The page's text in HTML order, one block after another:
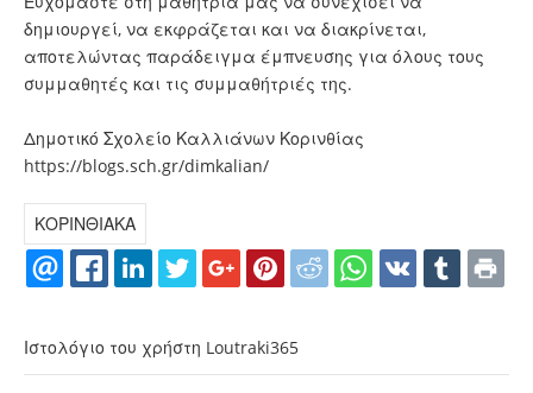
δημιουργεί, να εκφράζεται και να διακρίνεται,
αποτελώντας παράδειγμα έμπνευσης για όλους τους
συμμαθητές και τις συμμαθήτριές της.
Δημοτικό Σχολείο Καλλιάνων Κορινθίας
https://blogs.sch.gr/dimkalian/
ΚΟΡΙΝΘΙΑΚΑ
Ιστολόγιο του χρήστη Loutraki365